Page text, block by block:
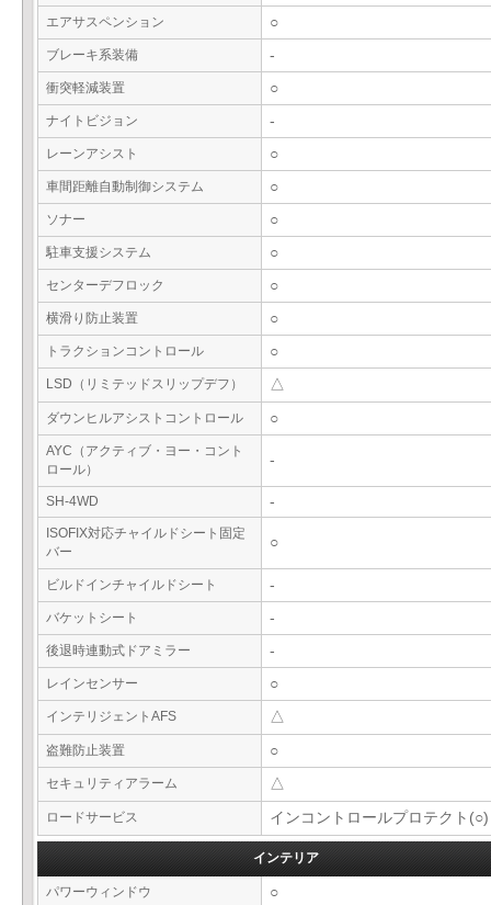
エアサスペンション ○
ブレーキ系装備 -
衝突軽減装置 ○
ナイトビジョン -
レーンアシスト ○
車間距離自動制御システム ○
ソナー ○
駐車支援システム ○
センターデフロック ○
横滑り防止装置 ○
トラクションコントロール ○
LSD（リミテッドスリップデフ） △
ダウンヒルアシストコントロール ○
AYC（アクティブ・ヨー・コント
ロール）
-
SH-4WD -
ISOFIX対応チャイルドシート固定
バー
○
ビルドインチャイルドシート -
バケットシート -
後退時連動式ドアミラー -
レインセンサー ○
インテリジェントAFS △
盗難防止装置 ○
セキュリティアラーム △
ロードサービス インコントロールプロテクト(○)
インテリア
パワーウィンドウ ○